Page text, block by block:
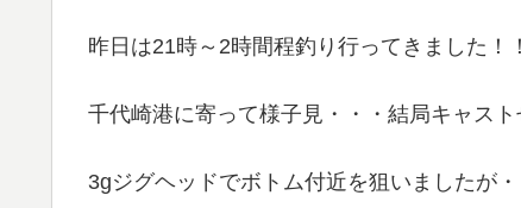
昨日は21時～2時間程釣り行ってきました！！
千代崎港に寄って様子見・・・結局キャスト
3gジグヘッドでボトム付近を狙いましたが